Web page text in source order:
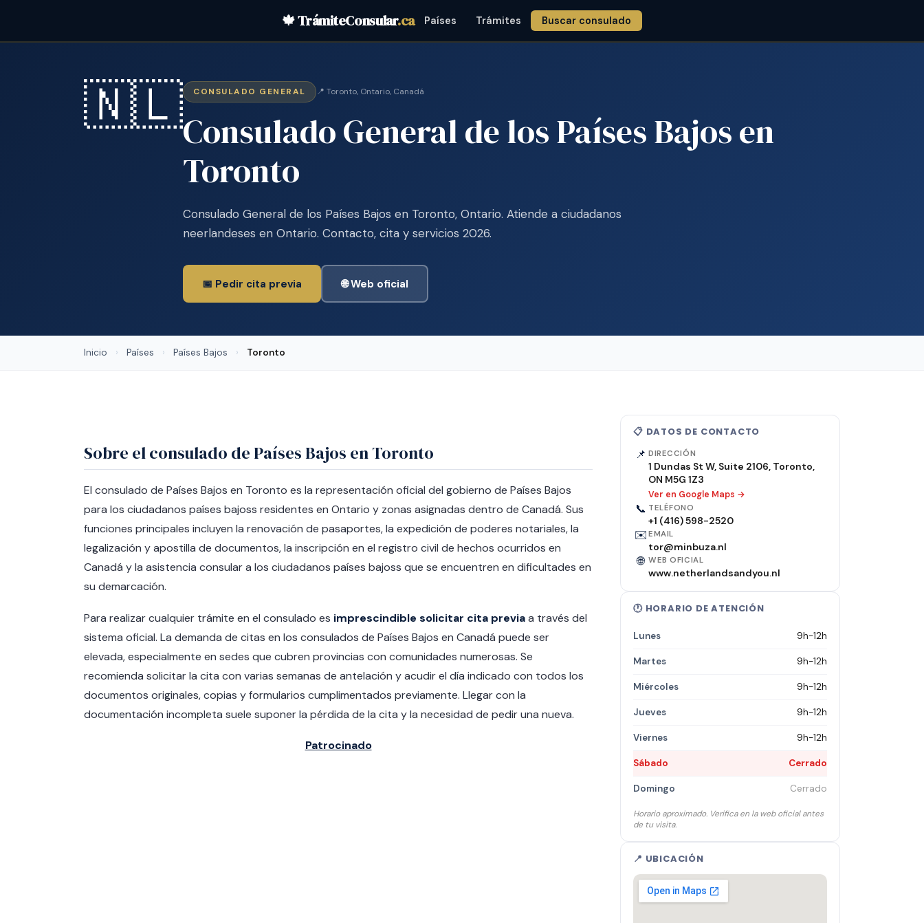
🍁 TrámiteConsular.ca Países Trámites Buscar consulado
🇳🇱 CONSULADO GENERAL 📍 Toronto, Ontario, Canadá
Consulado General de los Países Bajos en
Toronto
Consulado General de los Países Bajos en Toronto, Ontario. Atiende a ciudadanos
neerlandeses en Ontario. Contacto, cita y servicios 2026.
📅 Pedir cita previa 🌐 Web oficial
Inicio › Países › Países Bajos › Toronto
📋 DATOS DE CONTACTO
📌 DIRECCIÓN
1 Dundas St W, Suite 2106, Toronto,
ON M5G 1Z3
Ver en Google Maps →
📞 TELÉFONO
+1 (416) 598-2520
✉️ EMAIL
tor@minbuza.nl
🌐 WEB OFICIAL
www.netherlandsandyou.nl
🕐 HORARIO DE ATENCIÓN
Lunes 9h-12h
Martes 9h-12h
Miércoles 9h-12h
Jueves 9h-12h
Viernes 9h-12h
Sábado Cerrado
Domingo Cerrado
Horario aproximado. Verifica en la web oficial antes
de tu visita.
📍 UBICACIÓN
Sobre el consulado de Países Bajos en Toronto
El consulado de Países Bajos en Toronto es la representación oficial del gobierno de Países Bajos
para los ciudadanos países bajoss residentes en Ontario y zonas asignadas dentro de Canadá. Sus
funciones principales incluyen la renovación de pasaportes, la expedición de poderes notariales, la
legalización y apostilla de documentos, la inscripción en el registro civil de hechos ocurridos en
Canadá y la asistencia consular a los ciudadanos países bajoss que se encuentren en dificultades en
su demarcación.
Para realizar cualquier trámite en el consulado es imprescindible solicitar cita previaa través del
sistema oficial. La demanda de citas en los consulados de Países Bajos en Canadá puede ser
elevada, especialmente en sedes que cubren provincias con comunidades numerosas. Se
recomienda solicitar la cita con varias semanas de antelación y acudir el día indicado con todos los
documentos originales, copias y formularios cumplimentados previamente. Llegar con la
documentación incompleta suele suponer la pérdida de la cita y la necesidad de pedir una nueva.